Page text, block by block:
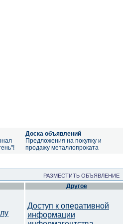
Доска объявлений
Предложения на покупку и
продажу металлопроката
РАЗМЕСТИТЬ ОБЪЯВЛЕНИЕ
Другое
Доступ к оперативной
информации